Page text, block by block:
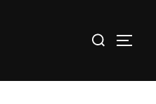
efter: